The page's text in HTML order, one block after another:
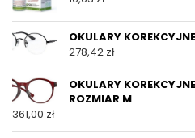
OKULARY
278,42 zł
OKULARY
ROZMIAR M
361,00 zł